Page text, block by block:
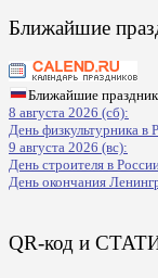
Ближайшие
Ближайшие
8 августа 2026 (сб):
День физкультурника в
9 августа 2026 (вс):
День строителя в
День окончания
QR-код и